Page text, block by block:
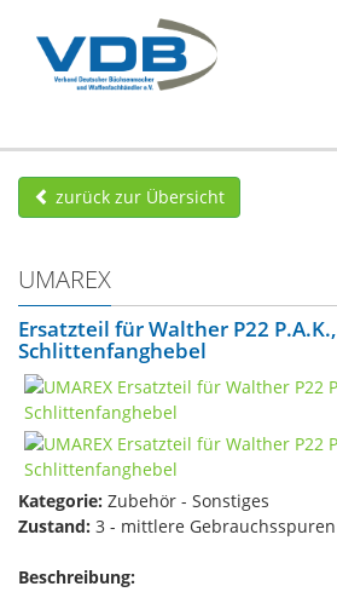
zurück zur Übersicht
UMAREX
Ersatzteil für Walther P22 P.A.K.,
Schlittenfanghebel
Kategorie: Zubehör - Sonstiges
Zustand: 3 - mittlere Gebrauchsspuren
Beschreibung: